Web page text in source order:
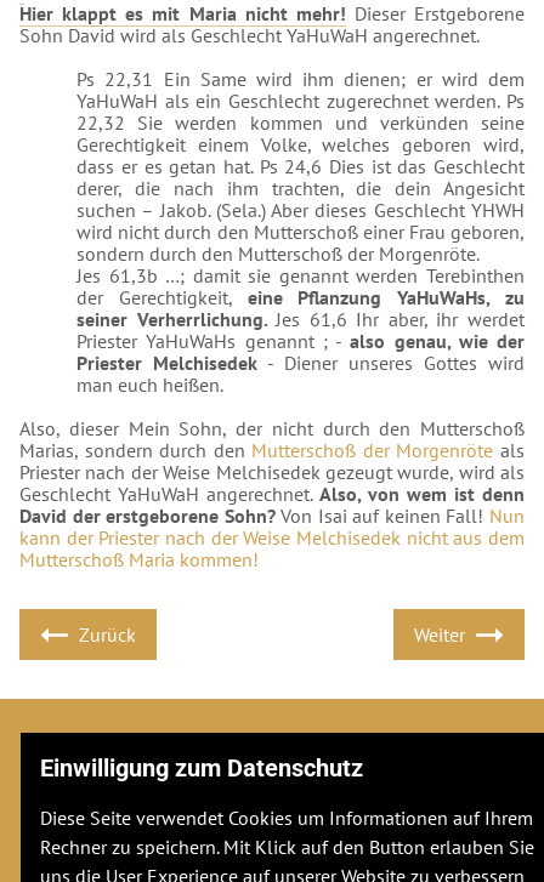
Hier klappt es mit Maria nicht mehr! Dieser Erstgeborene
Sohn David wird als Geschlecht YaHuWaH angerechnet.
Ps 22,31 Ein Same wird ihm dienen; er wird dem
YaHuWaH als ein Geschlecht zugerechnet werden. Ps
22,32 Sie werden kommen und verkünden seine
Gerechtigkeit einem Volke, welches geboren wird,
dass er es getan hat. Ps 24,6 Dies ist das Geschlecht
derer, die nach ihm trachten, die dein Angesicht
suchen – Jakob. (Sela.) Aber dieses Geschlecht YHWH
wird nicht durch den Mutterschoß einer Frau geboren,
sondern durch den Mutterschoß der Morgenröte.
Jes 61,3b …; damit sie genannt werden Terebinthen
der Gerechtigkeit, eine Pflanzung YaHuWaHs, zu
seiner Verherrlichung.Jes 61,6 Ihr aber, ihr werdet
Priester YaHuWaHs genannt ; -also genau, wie der
Priester Melchisedek - Diener unseres Gottes wird
man euch heißen.
Also, dieser Mein Sohn, der nicht durch den Mutterschoß
Marias, sondern durch den Mutterschoß der Morgenröte als
Priester nach der Weise Melchisedek gezeugt wurde, wird als
Geschlecht YaHuWaH angerechnet. Also, von wem ist denn
David der erstgeborene Sohn?Von Isai auf keinen Fall! Nun
kann der Priester nach der Weise Melchisedek nicht aus dem
Mutterschoß Maria kommen!
Zurück Weiter
Stuttgarter Str. 106
70736 Fellbach
Einwilligung zum Datenschutz
Diese Seite verwendet Cookies um Informationen auf Ihrem
Rechner zu speichern. Mit Klick auf den Button erlauben Sie
uns die User Experience auf unserer Website zu verbessern